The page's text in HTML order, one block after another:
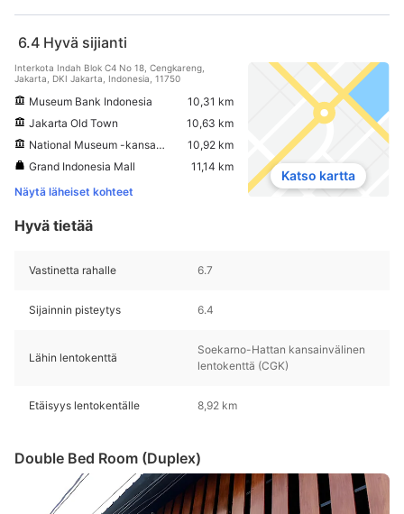
6.4 Hyvä sijianti
Interkota Indah Blok C4 No 18, Cengkareng,
Jakarta, DKI Jakarta, Indonesia, 11750
Museum Bank Indonesia
10,31 km
Jakarta Old Town
10,63 km
National Museum -kansallismuseo
10,92 km
Grand Indonesia Mall
11,14 km
Näytä läheiset kohteet
Katso kartta
Hyvä tietää
Vastinetta rahalle 6.7
Sijainnin pisteytys 6.4
Lähin lentokenttä
Soekarno-Hattan kansainvälinen
lentokenttä (CGK)
Etäisyys lentokentälle 8,92 km
Double Bed Room (Duplex)